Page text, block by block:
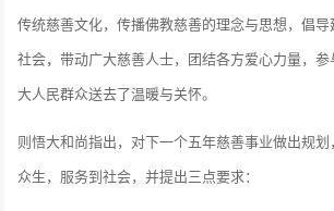
传统慈善文化，传播佛教慈善的理念与思想，倡导
社会，带动广大慈善人士，团结各方爱心力量，
大人民群众送去了温暖与关怀。
则悟大和尚指出，对下一个五年慈善事业做出规
众生，服务到社会，并提出三点要求：